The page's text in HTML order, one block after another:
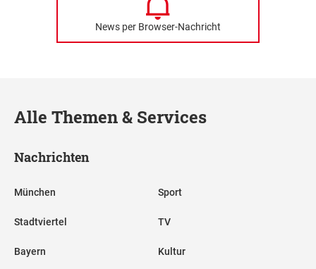
News per Browser-Nachricht
Alle Themen & Services
Nachrichten
München
Stadtviertel
Bayern
Sport
TV
Kultur